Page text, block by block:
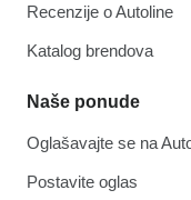
Recenzije o Autoline
Katalog brendova
Naše ponude
Oglašavajte se na
Postavite oglas